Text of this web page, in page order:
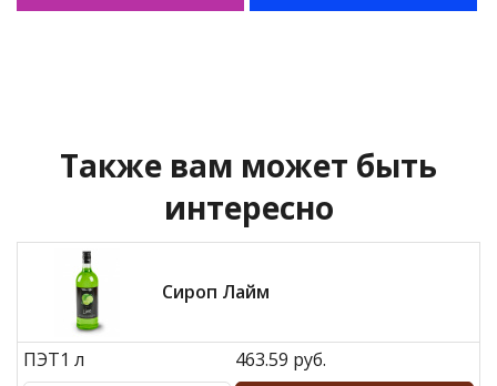
Также вам может быть
интересно
Сироп Лайм
ПЭТ1 л 463.59 руб.